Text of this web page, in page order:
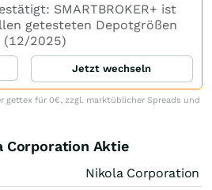
SMARTBROKER+ ist
getesteten Depotgrößen
(12/2025)
Jetzt wechseln
gettex für 0€, zzgl. marktüblicher Spreads und
Corporation Aktie
Nikola Corporation